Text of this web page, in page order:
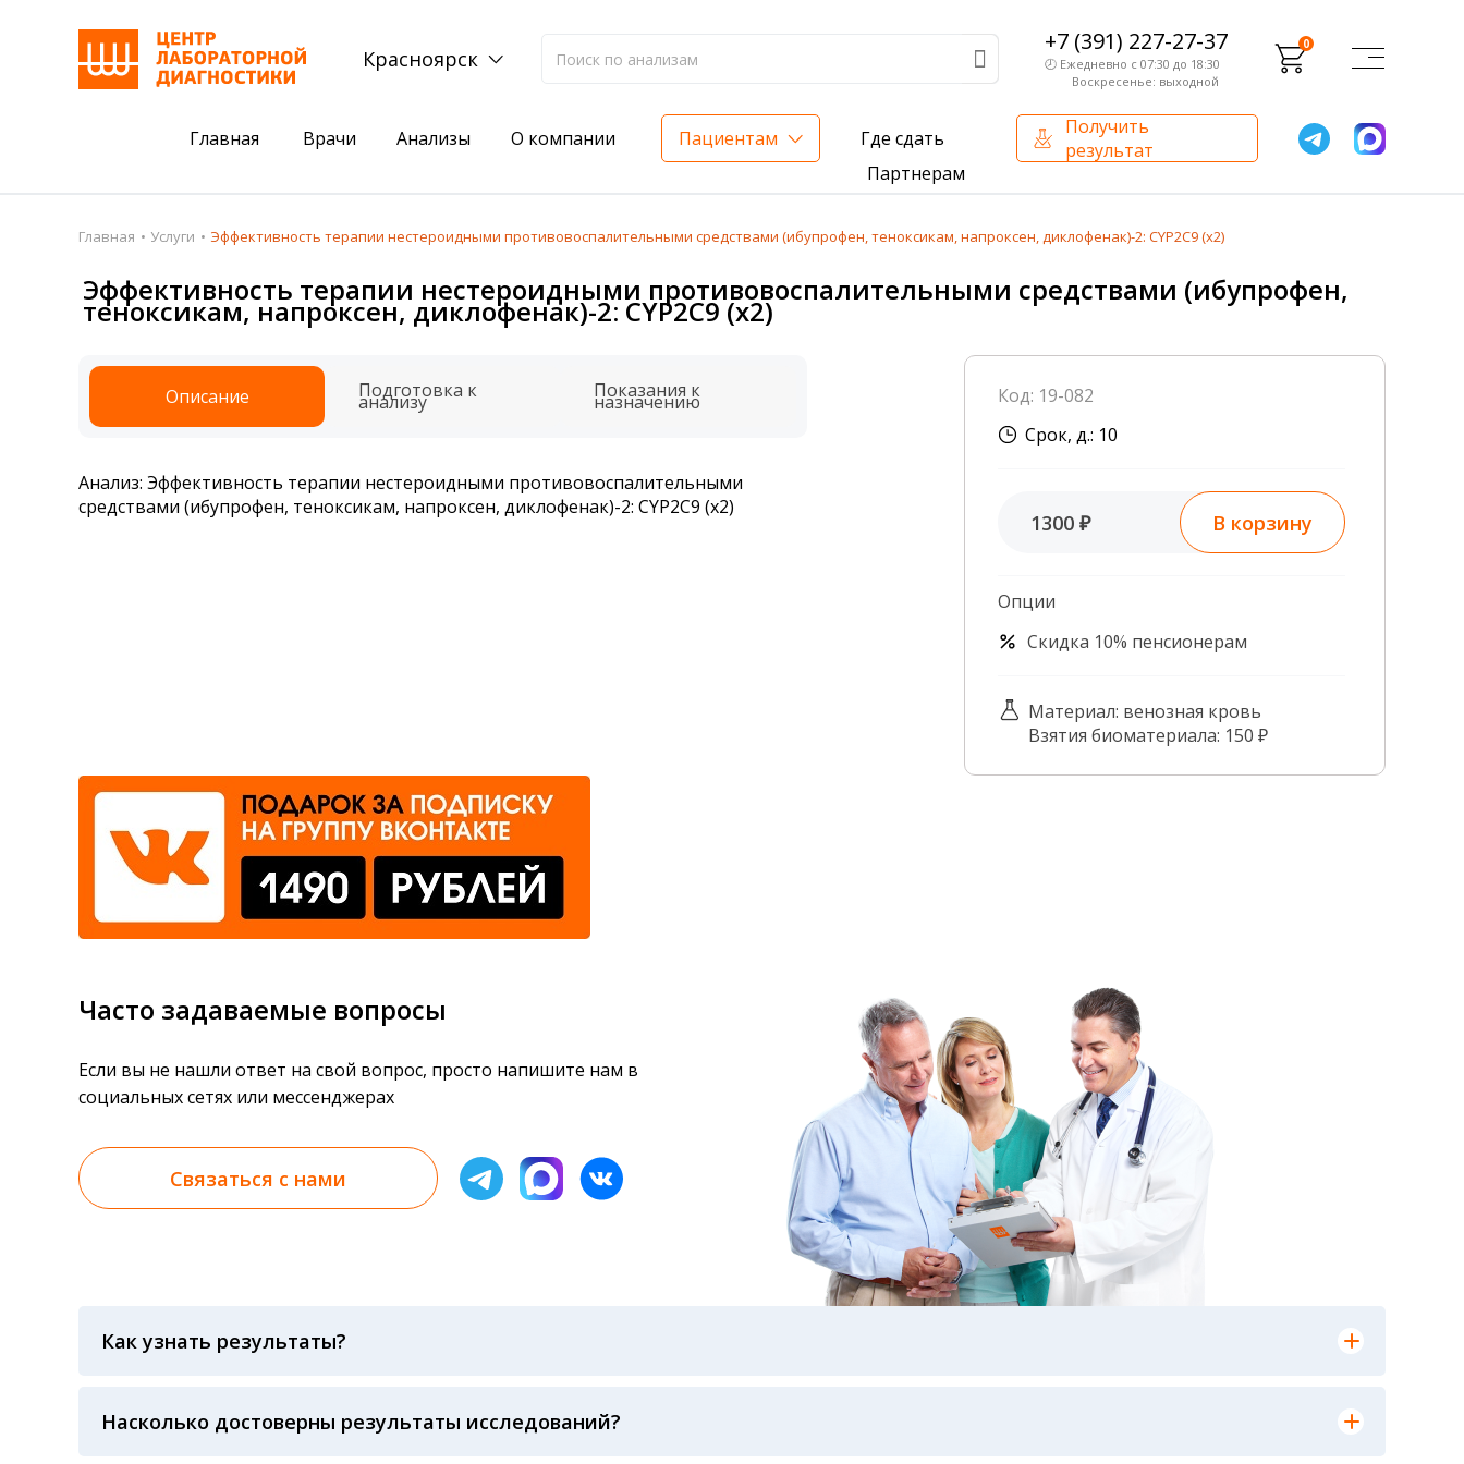
Красноярск
+7 (391) 227-27-37
🕗 Ежедневно с 07:30 до 18:30
Воскресенье: выходной
0
Главная Врачи Анализы О компании Пациентам
Где сдать
Партнерам
Получить
результат
Пациентам
Акции
Анализы
Подготовка к анализам
Получить результаты
Налоговый вычет
Где сдать
Акции
Комплексный анализ на жирорастворимые витамины — всего 3 999 ₽
Комплексная оценка вашего здоровья
О компании
Сертификаты и лицензии
О компании
Внутренний аудит
База знаний
Контроль качества
Франчайзинг
Главная Услуги Эффективность терапии нестероидными противовоспалительными средствами (ибупрофен, теноксикам, напроксен, диклофенак)-2: CYP2C9 (х2)
Эффективность терапии нестероидными противовоспалительными средствами (ибупрофен,
теноксикам, напроксен, диклофенак)-2: CYP2C9 (х2)
Описание Подготовка к
анализу Показания к
назначению
Анализ: Эффективность терапии нестероидными противовоспалительными
средствами (ибупрофен, теноксикам, напроксен, диклофенак)-2: CYP2C9 (х2)
Код: 19-082
Срок, д.: 10
1300 ₽ В корзину
Опции
Скидка 10% пенсионерам
Материал: венозная кровь
Взятия биоматериала: 150 ₽
Часто задаваемые вопросы
Если вы не нашли ответ на свой вопрос, просто напишите нам в
социальных сетях или мессенджерах
Связаться с нами
Как узнать результаты?
анализов при предъявлении паспорта или чека об оплате
Насколько достоверны результаты исследований?
Гарантия качества лабораторных тестов обеспечивается соблюдением международных стандартов выполнения лабораторных исследований и